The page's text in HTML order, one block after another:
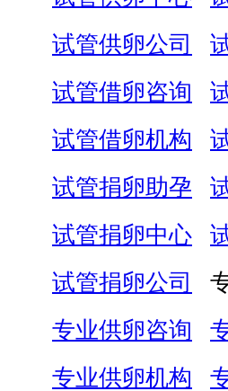
试管供卵公司
试管借卵咨询
试管借卵机构
试管捐卵助孕
试管捐卵中心
试管捐卵公司
专业供卵咨询
专业供卵机构